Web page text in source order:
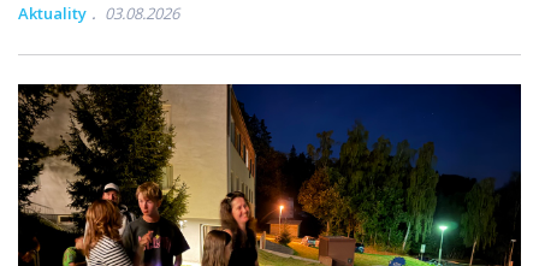
Aktuality 03.08.2026